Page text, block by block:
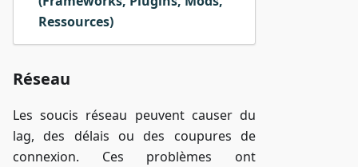
Ressources)
Réseau
Les soucis réseau peuvent causer du
lag, des délais ou des coupures de
connexion. Ces problèmes ont